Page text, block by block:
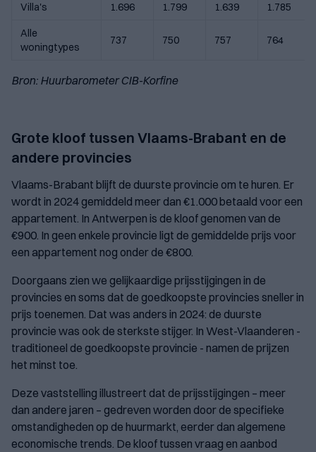
Villa's 1.696 1.799 1.639 1.785
Alle
woningtypes
737 750 757 764
Bron: Huurbarometer CIB-Korfine
Grote kloof tussen Vlaams-Brabant en de
andere provincies
Vlaams-Brabant blijft de duurste provincie om te huren. Er
wordt in 2024 gemiddeld meer dan €1.000 betaald voor een
appartement. In Antwerpen is de kloof genomen van de
€900. In geen enkele provincie ligt de gemiddelde prijs voor
een appartement nog onder de €800.
Doorgaans zien we gelijkaardige prijsstijgingen in de
provincies en soms dat de goedkoopste provincies sneller in
prijs toenemen. Dat was anders in 2024: de duurste
provincie was ook de sterkste stijger. In West-Vlaanderen -
traditioneel de goedkoopste provincie - namen de prijzen
het minst toe.
Deze vaststelling illustreert dat de prijsstijgingen – meer
dan andere jaren – gedreven worden door de specifieke
omstandigheden op de huurmarkt, eerder dan algemene
economische trends. De kloof tussen vraag en aanbod